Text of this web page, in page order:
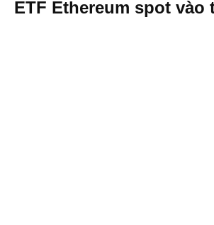
ETF Ethereum spot vào